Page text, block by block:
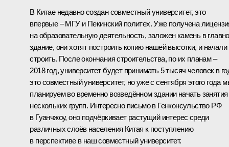
В Китае недавно создан совместный университет, это
впервые – МГУ и Пекинский политех. Уже получена
на образовательную деятельность, заложен камень в
здание, они хотят построить копию нашей высотки, и начали
строить. После окончания строительства, по их планам –
2018 год, университет будет принимать 5 тысяч человек в
это совместный университет, но уже с сентября этого года
планируем во временно возведённом здании начать занятия
нескольких групп. Интересно письмо в Генконсульство РФ
в Гуанчжоу, оно подчёркивает растущий интерес среди
различных слоёв населения Китая к поступлению
в перспективе в наш совместный университет.